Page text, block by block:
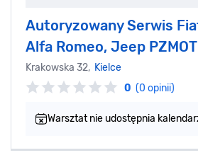
Autoryzowany Serwis
Alfa Romeo, Jeep PZMOT
Krakowska 32, Kielce
0 (0 opinii)
Warsztat nie udostępnia